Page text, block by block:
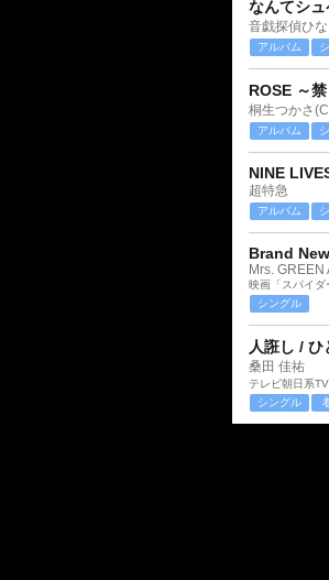
なんてシュ
音戯探偵ひな
アルバム
ROSE ～
桐生つかさ
アルバム
NINE
超特急
アルバム
Brand New
Mrs. GREEN
映画「スパイダ
シングル
人誑し / ひ
桑田 佳祐
テレビ朝日系
シングル